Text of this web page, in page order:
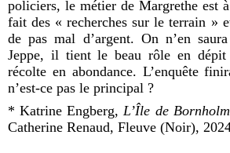
policiers, le métier de Margrethe est
fait des « recherches sur le terrain »
de pas mal d’argent. On n’en
Jeppe, il tient le beau rôle en dépit
récolte en abondance. L’enquête fi
n’est-ce pas le principal ?
* Katrine Engberg, L’Île de Bornholm
Catherine Renaud, Fleuve (Noir),